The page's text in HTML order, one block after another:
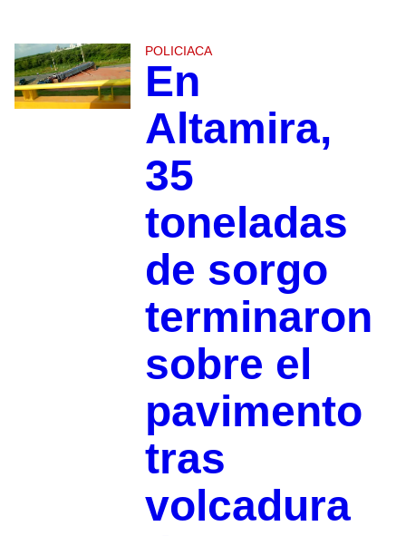
POLICIACA
En
Altamira,
35
toneladas
de sorgo
terminaron
sobre el
pavimento
tras
volcadura